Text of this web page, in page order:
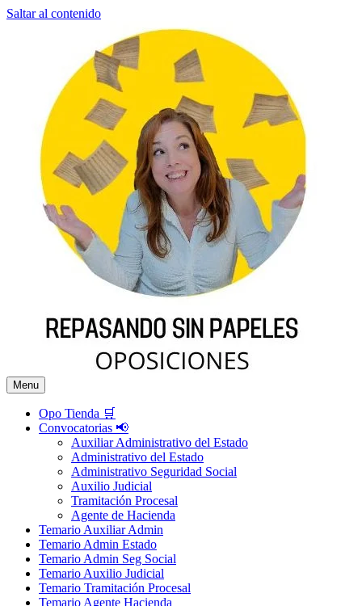
Saltar al contenido
Menu
Opo Tienda 🛒
Convocatorias 📢
Auxiliar Administrativo del Estado
Administrativo del Estado
Administrativo Seguridad Social
Auxilio Judicial
Tramitación Procesal
Agente de Hacienda
Temario Auxiliar Admin
Temario Admin Estado
Temario Admin Seg Social
Temario Auxilio Judicial
Temario Tramitación Procesal
Temario Agente Hacienda